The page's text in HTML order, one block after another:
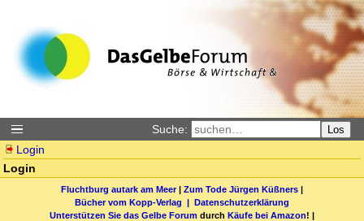
Suche: Los
Login
Login
Fluchtburg autark am Meer| Zum Tode Jürgen Küßners |
Bücher vom Kopp-Verlag | Datenschutzerklärung
Unterstützen Sie das Gelbe Forum durch Käufe bei Amazon! |